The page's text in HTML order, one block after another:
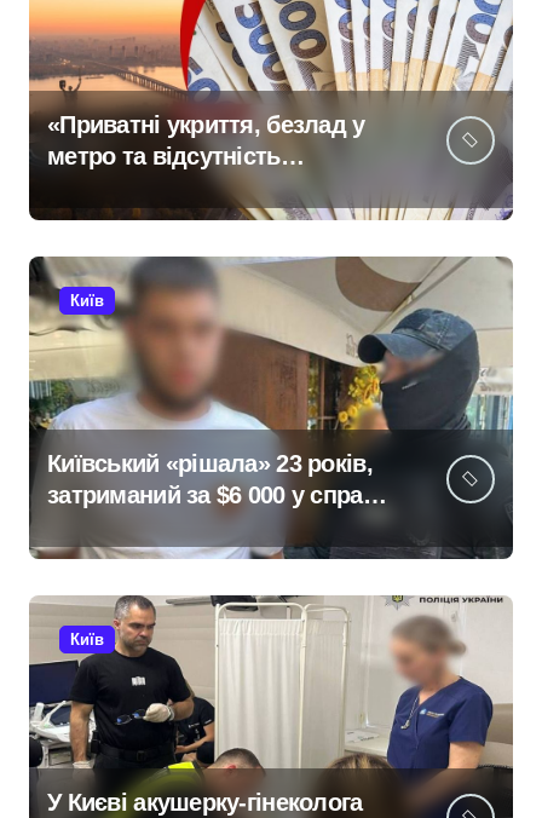
«Приватні укриття, безлад у
метро та відсутність
стратегії»: критика політики
безпеки Києва
Київ
Київський «рішала» 23 років,
затриманий за $6 000 у справі
мобілізації
Київ
У Києві акушерку-гінеколога